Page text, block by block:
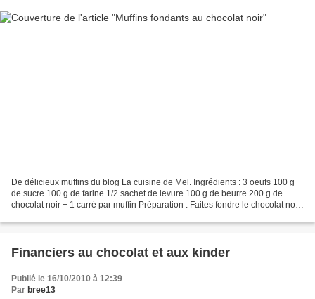
De délicieux muffins du blog La cuisine de Mel. Ingrédients : 3 oeufs 100 g
de sucre 100 g de farine 1/2 sachet de levure 100 g de beurre 200 g de
chocolat noir + 1 carré par muffin Préparation : Faites fondre le chocolat noir
Financiers au chocolat et aux kinder
Publié le 16/10/2010 à 12:39
Par bree13